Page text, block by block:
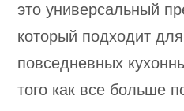
это универсальный
который подходит
повседневных
того как все больше